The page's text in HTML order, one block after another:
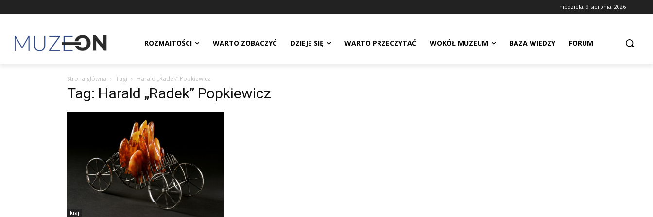
niedziela, 9 sierpnia, 2026
ROZMAITOŚCI WARTO ZOBACZYĆ DZIEJE SIĘ WARTO PRZECZYTAĆ WOKÓŁ MUZEUM BAZA WIEDZY FORUM
Strona główna Tagi Harald „Radek” Popkiewicz
Tag: Harald „Radek” Popkiewicz
kraj